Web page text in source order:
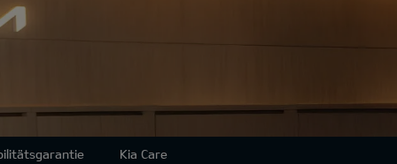
Kia Care